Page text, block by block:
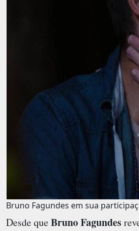
Bruno Fagundes em sua
Desde queBruno Fagundes